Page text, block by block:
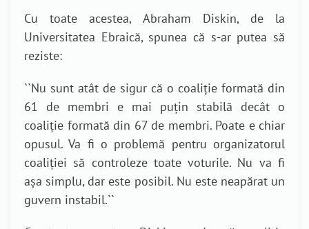
Cu toate acestea, Abraham Diskin, de la
Universitatea Ebraică, spunea că s-ar putea să
reziste:
``Nu sunt atât de sigur că o coaliție formată din
61 de membri e mai puțin stabilă decât o
coaliție formată din 67 de membri. Poate e chiar
opusul. Va fi o problemă pentru organizatorul
coaliției să controleze toate voturile. Nu va fi
așa simplu, dar este posibil. Nu este neapărat un
guvern instabil.``